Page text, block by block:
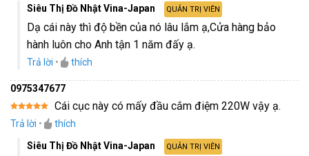
Siêu Thị Đồ Nhật Vina-Japan
QUẢN TRỊ VIÊN
Dạ cái này thì độ bền của nó lâu lắm ạ,Cửa hàng bảo
hành luôn cho Anh tận 1 năm đấy ạ.
Trả lời • thích
0975347677
Được xếp
hạng55
Cái cục này có mấy đầu cắm điệm 220W vậy ạ.
Trả lời •
thích
Siêu Thị Đồ Nhật Vina-Japan
QUẢN TRỊ VIÊN